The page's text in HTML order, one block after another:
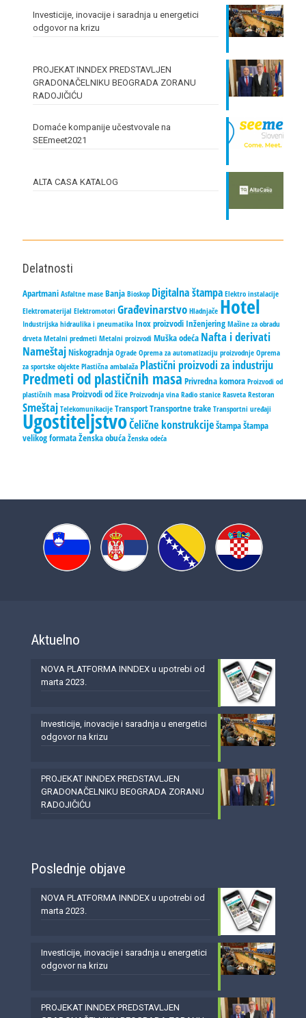
Investicije, inovacije i saradnja u energetici
odgovor na krizu
PROJEKAT INNDEX PREDSTAVLJEN
GRADONAČELNIKU BEOGRADA ZORANU
RADOJIČIĆU
Domaće kompanije učestvovale na
SEEmeet2021
ALTA CASA KATALOG
Delatnosti
Apartmani Asfaltne mase Banja Bioskop Digitalna štampa Elektro instalacije
Elektromaterijal Elektromotori Građevinarstvo Hladnjače Hotel
Industrijska hidraulika i pneumatika Inox proizvodi Inženjering Mašine za obradu
drveta Metalni predmeti Metalni proizvodi Muška odeća Nafta i derivati
NameštajNiskogradnja Ograde Oprema za automatizaciju proizvodnje Oprema
za sportske objekte Plastična ambalaža Plastični proizvodi za industriju
Predmeti od plastičnih masa Privredna komora Proizvodi od
plastičnih masa Proizvodi od žice Proizvodnja vina Radio stanice Rasveta Restoran
Smeštaj Telekomunikacije TransportTransportne trake Transportni uređaji
UgostiteljstvoČelične konstrukcijeŠtampaŠtampa
velikog formataŽenska obuća Ženska odeća
Aktuelno
NOVA PLATFORMA INNDEX u upotrebi od
marta 2023.
Investicije, inovacije i saradnja u energetici
odgovor na krizu
PROJEKAT INNDEX PREDSTAVLJEN
GRADONAČELNIKU BEOGRADA ZORANU
RADOJIČIĆU
Poslednje objave
NOVA PLATFORMA INNDEX u upotrebi od
marta 2023.
Investicije, inovacije i saradnja u energetici
odgovor na krizu
PROJEKAT INNDEX PREDSTAVLJEN